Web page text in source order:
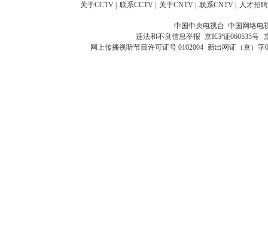
关于CCTV 联系CCTV 关于CNTV 联系CNTV 人才招聘
中国中央电视台 中国网络电
违法和不良信息举报 京ICP证060535号
网上传播视听节目许可证号 0102004 新出网证（京）